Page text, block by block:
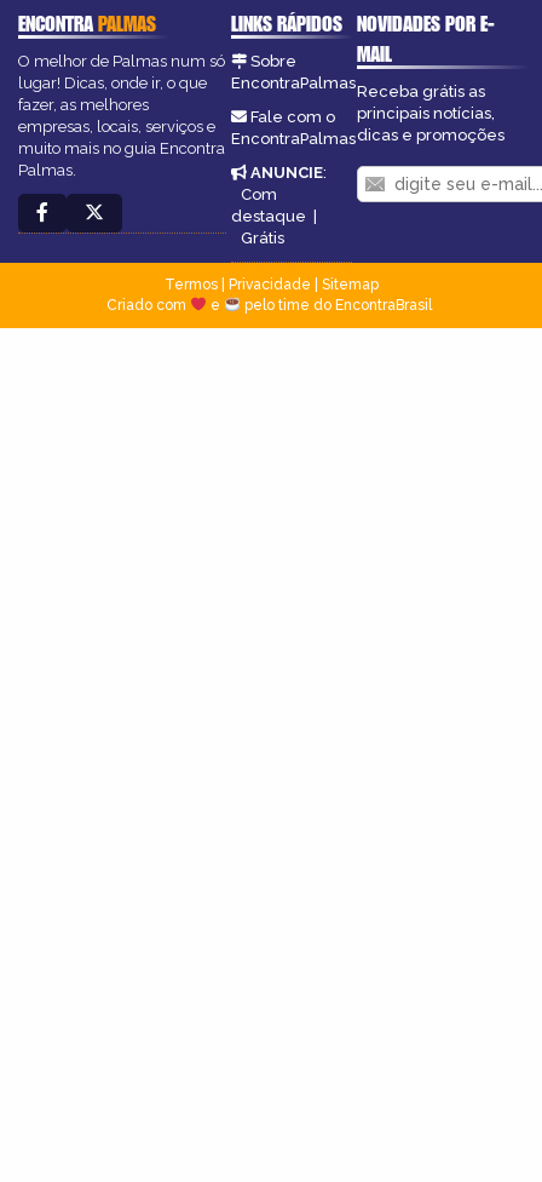
ENCONTRAPALMAS
O melhor de Palmas num só
lugar! Dicas, onde ir, o que
fazer, as melhores
empresas, locais, serviços e
muito mais no guia Encontra
Palmas.
LINKS RÁPIDOS
Sobre
EncontraPalmas
Fale com o
EncontraPalmas
ANUNCIE:
Com
destaque
Grátis
NOVIDADES POR E-
MAIL
Receba grátis as
principais notícias,
dicas e promoções
Termos| Privacidade
Sitemap
Criado com
e pelo time do EncontraBrasil